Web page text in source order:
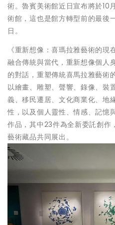
術。魯賓美術館近日宣布將於10
術館，這也是館方轉型前的最後
日。
《重新想像：喜瑪拉雅藝術的
融合傳統與當代，重新想像個人
的對話，重塑傳統喜馬拉雅藝術
以繪畫、雕塑、聲響、錄像、裝
義、移民遷居、文化商業化、地
性，以及個人靈性、情感、記憶
作品，其中23件為全新委託創
藝術藏品共同展出。